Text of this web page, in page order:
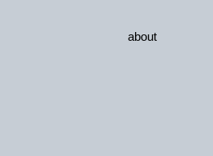
about